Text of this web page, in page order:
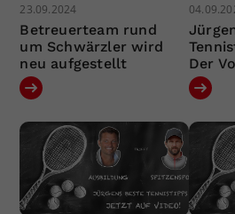
23.09.2024
Betreuerteam rund
um Schwärzler wird
neu aufgestellt
Der